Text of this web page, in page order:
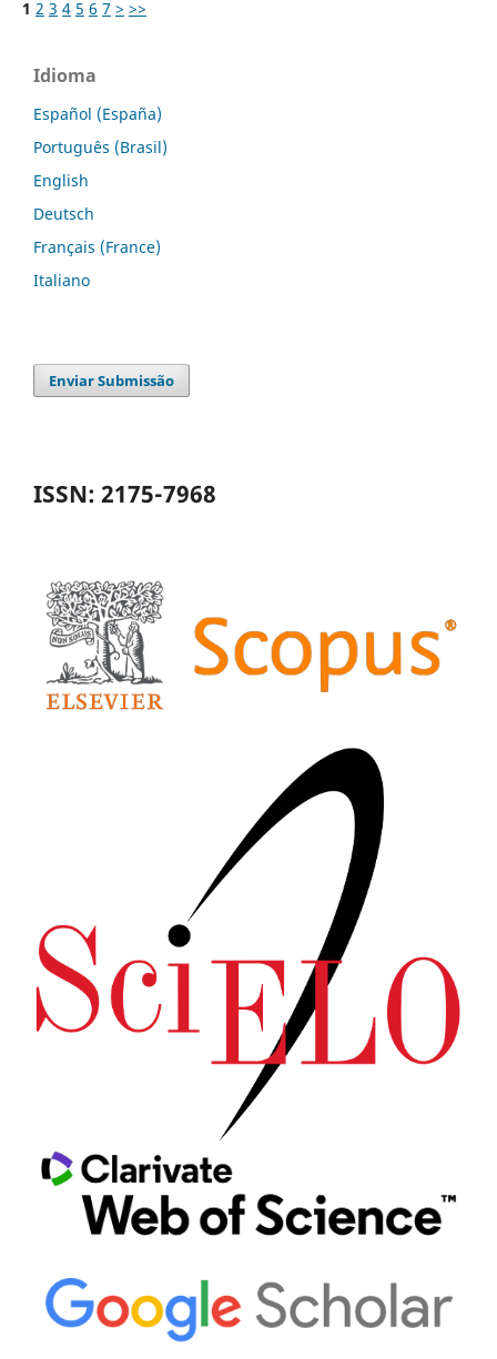
1 2 3 4 5 6 7 > >>
Idioma
Español (España)
Português (Brasil)
English
Deutsch
Français (France)
Italiano
Enviar Submissão
ISSN: 2175-7968